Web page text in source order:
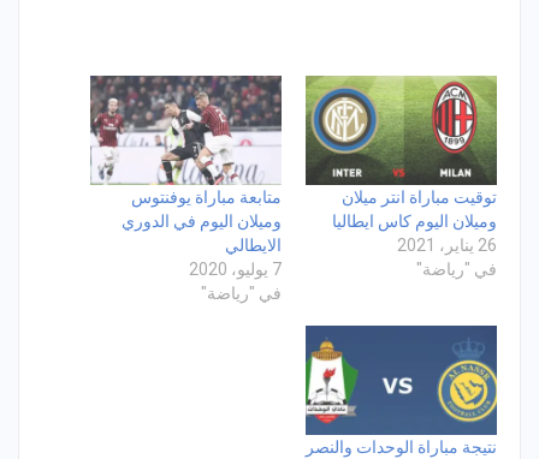
توقيت مباراة انتر ميلان
وميلان اليوم كاس ايطاليا
26 يناير، 2021
في "رياضة"
متابعة مباراة يوفنتوس
وميلان اليوم في الدوري
الايطالي
7 يوليو، 2020
في "رياضة"
نتيجة مباراة الوحدات والنصر